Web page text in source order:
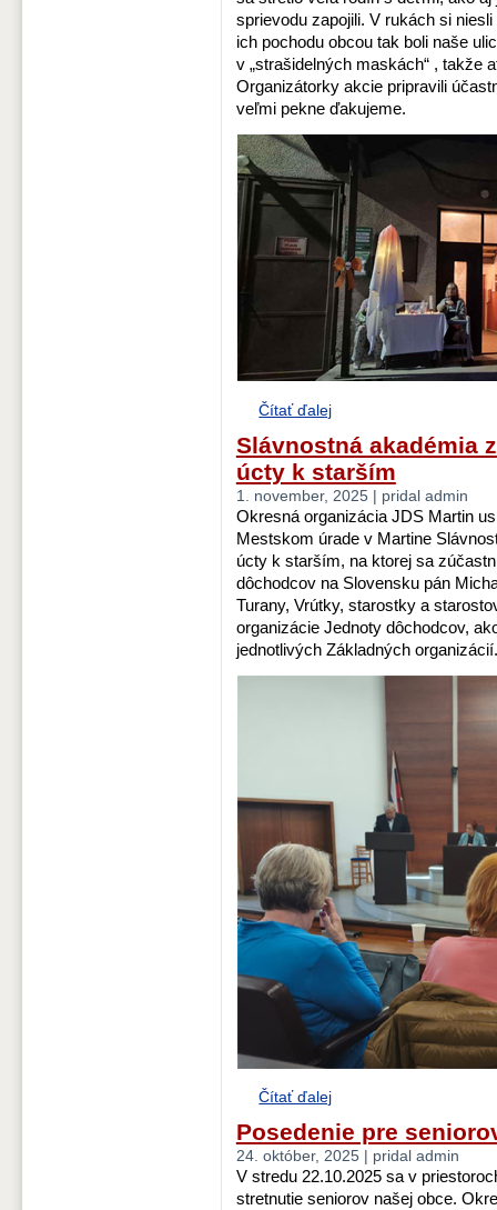
sprievodu zapojili. V rukách si
ich pochodu obcou tak boli naše
v „strašidelných maskách“ , takže
Organizátorky akcie pripravili
veľmi pekne ďakujeme.
Čítať ďalej
Slávnostná akadémia
úcty k starším
1. november, 2025 | pridal admin
Okresná organizácia JDS Martin
Mestskom úrade v Martine
úcty k starším, na ktorej sa
dôchodcov na Slovensku pán
Turany, Vrútky, starostky a
organizácie Jednoty dôchodcov,
jednotlivých Základných organizácií.
Čítať ďalej
Posedenie pre
24. október, 2025 | pridal admin
V stredu 22.10.2025 sa v
stretnutie seniorov našej obce.